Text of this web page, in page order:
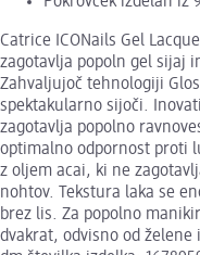
Catrice ICONails Gel
zagotavlja popoln gel sijaj
Zahvaljujoč tehnologiji
spektakularno sijoči.
zagotavlja popolno
optimalno odpornost proti
z oljem acai, ki ne
nohtov. Tekstura laka se
brez lis. Za popolno
dvakrat, odvisno od želene